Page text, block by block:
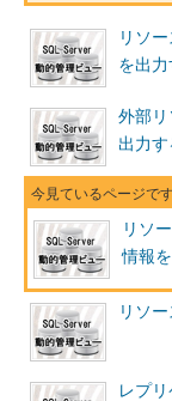
リソ
を出力
外部
出力す
リソ
情報
リソ
レプ